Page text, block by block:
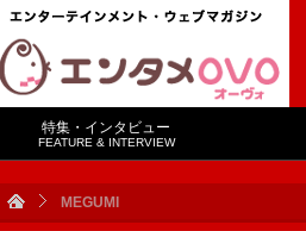
特集・インタビュー
FEATURE & INTERVIEW
MEGUMI